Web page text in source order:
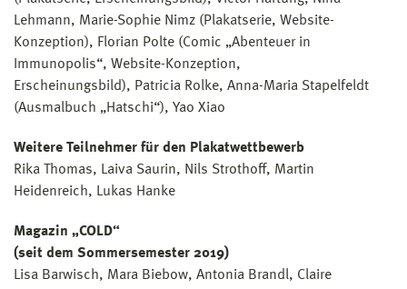
Lehmann, Marie-Sophie Nimz (Plakatserie, Website-
Konzeption), Florian Polte (Comic „Abenteuer in
Immunopolis“, Website-Konzeption,
Erscheinungsbild), Patricia Rolke, Anna-Maria Stapelfeldt
(Ausmalbuch „Hatschi“), Yao Xiao
Weitere Teilnehmer für den Plakatwettbewerb
Rika Thomas, Laiva Saurin, Nils Strothoff, Martin
Heidenreich, Lukas Hanke
Magazin „COLD“
(seit dem Sommersemester 2019)
Lisa Barwisch, Mara Biebow, Antonia Brandl, Claire